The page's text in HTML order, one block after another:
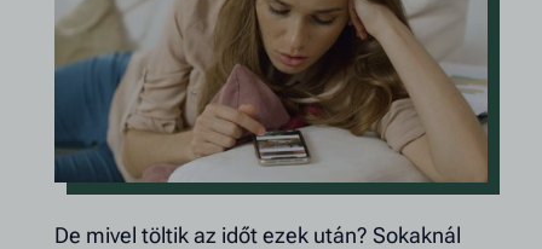
De mivel töltik az időt ezek után? Sokaknál